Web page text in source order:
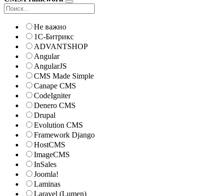
Не важно
1С-Битрикс
ADVANTSHOP
Angular
AngularJS
CMS Made Simple
Canape CMS
CodeIgniter
Denero CMS
Drupal
Evolution CMS
Framework Django
HostCMS
ImageCMS
InSales
Joomla!
Laminas
Laravel (Lumen)